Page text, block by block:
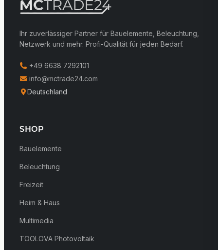
Ihr zuverlässiger Partner für Bauelemente, Beleuchtung,
Netzwerk und mehr. Profi-Qualität für jeden Bedarf.
+49 6638 7292101
info@mctrade24.com
Deutschland
SHOP
Bauelemente
Beleuchtung
Freizeit
Heim & Haus
Multimedia
TOOLOVA Photovoltaik